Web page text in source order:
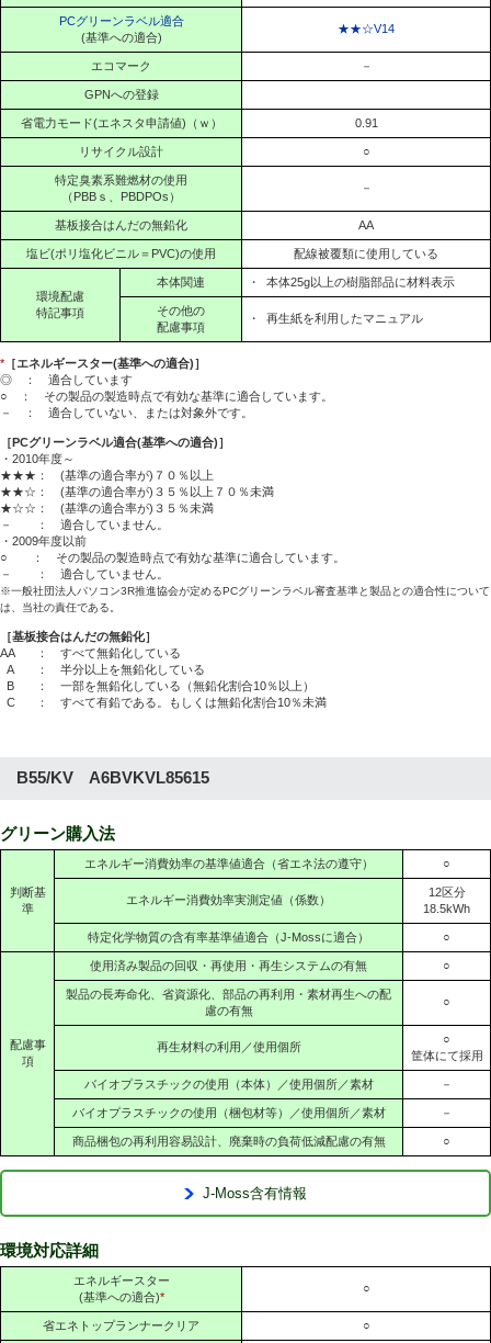
PCグリーンラベル適合
(基準への適合)
★★☆V14
エコマーク －
GPNへの登録
省電力モード(エネスタ申請値)（ｗ） 0.91
リサイクル設計 ○
特定臭素系難燃材の使用
（PBBｓ、PBDPOs）
－
基板接合はんだの無鉛化 AA
塩ビ(ポリ塩化ビニル＝PVC)の使用 配線被覆類に使用している
環境配慮
特記事項
本体関連 ・ 本体25g以上の樹脂部品に材料表示
その他の
配慮事項
・ 再生紙を利用したマニュアル
* ［エネルギースター(基準への適合)］
◎ ： 適合しています
○ ： その製品の製造時点で有効な基準に適合しています。
－ ： 適合していない、または対象外です。
［PCグリーンラベル適合(基準への適合)］
・2010年度～
★★★： (基準の適合率が)７０％以上
★★☆： (基準の適合率が)３５％以上７０％未満
★☆☆： (基準の適合率が)３５％未満
－ ： 適合していません。
・2009年度以前
○ ： その製品の製造時点で有効な基準に適合しています。
－ ： 適合していません。
※一般社団法人パソコン3R推進協会が定めるPCグリーンラベル審査基準と製品との適合性について
は、当社の責任である。
［基板接合はんだの無鉛化］
AA
： すべて無鉛化している
A
： 半分以上を無鉛化している
B
： 一部を無鉛化している（無鉛化割合10％以上）
C
： すべて有鉛である。もしくは無鉛化割合10％未満
B55/KV A6BVKVL85615
グリーン購入法
判断基
準
エネルギー消費効率の基準値適合（省エネ法の遵守） ○
エネルギー消費効率実測定値（係数）
12区分
18.5kWh
特定化学物質の含有率基準値適合（J-Mossに適合） ○
配慮事
項
使用済み製品の回収・再使用・再生システムの有無 ○
製品の長寿命化、省資源化、部品の再利用・素材再生への配
慮の有無
○
再生材料の利用／使用個所
○
筐体にて採用
バイオプラスチックの使用（本体）／使用個所／素材 －
バイオプラスチックの使用（梱包材等）／使用個所／素材 －
商品梱包の再利用容易設計、廃棄時の負荷低減配慮の有無 ○
J-Moss含有情報
環境対応詳細
エネルギースター
(基準への適合)*
○
省エネトップランナークリア ○